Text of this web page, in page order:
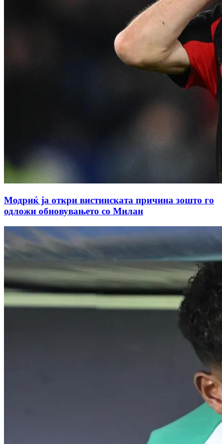
Модриќ ја откри вистинската причина зошто го
одложи обновувањето со Милан